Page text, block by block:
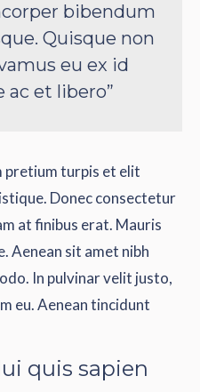
bibendum
Quisque non
eu ex id
ac et libero”
pretium turpis et elit
Donec consectetur
at finibus erat. Mauris
Aenean sit amet nibh
In pulvinar velit justo,
eu. Aenean tincidunt
quis sapien